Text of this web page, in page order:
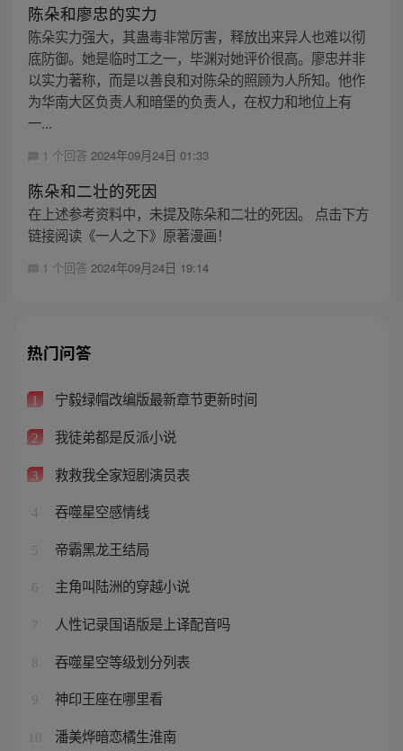
陈朵和廖忠的实力
陈朵实力强大，其蛊毒非常厉害，释放出来异人也难以彻
底防御。她是临时工之一，毕渊对她评价很高。廖忠并非
以实力著称，而是以善良和对陈朵的照顾为人所知。他作
为华南大区负责人和暗堡的负责人，在权力和地位上有
一...
1 个回答 2024年09月24日 01:33
陈朵和二壮的死因
在上述参考资料中，未提及陈朵和二壮的死因。 点击下方
链接阅读《一人之下》原著漫画！
1 个回答 2024年09月24日 19:14
热门问答
1 宁毅绿帽改编版最新章节更新时间
2 我徒弟都是反派小说
3 救救我全家短剧演员表
4 吞噬星空感情线
5 帝霸黑龙王结局
6 主角叫陆洲的穿越小说
7 人性记录国语版是上译配音吗
8 吞噬星空等级划分列表
9 神印王座在哪里看
10 潘美烨暗恋橘生淮南